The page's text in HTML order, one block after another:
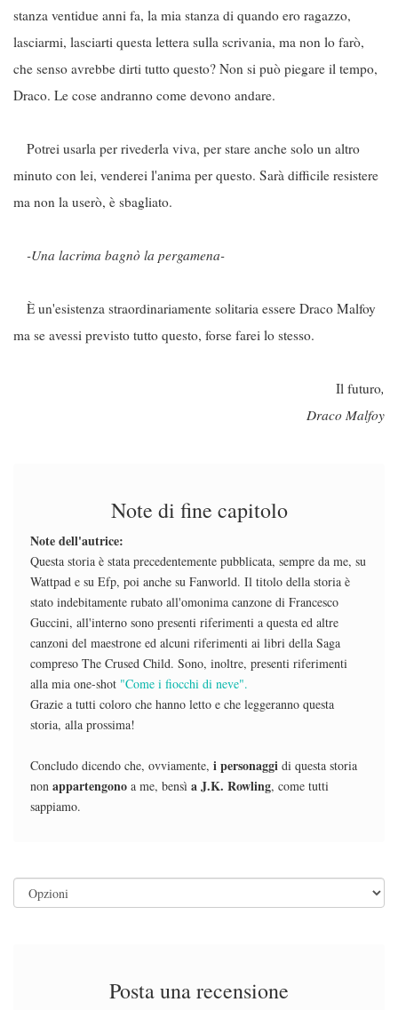
stanza ventidue anni fa, la mia stanza di quando ero ragazzo,
lasciarmi, lasciarti questa lettera sulla scrivania, ma non lo farò,
che senso avrebbe dirti tutto questo? Non si può piegare il tempo,
Draco. Le cose andranno come devono andare.
Potrei usarla per rivederla viva, per stare anche solo un altro
minuto con lei, venderei l'anima per questo. Sarà difficile resistere
ma non la userò, è sbagliato.
-Una lacrima bagnò la pergamena-
È un'esistenza straordinariamente solitaria essere Draco Malfoy
ma se avessi previsto tutto questo, forse farei lo stesso.
Il futuro,
Draco Malfoy
Note di fine capitolo
Note dell'autrice:
Questa storia è stata precedentemente pubblicata, sempre da me, su
Wattpad e su Efp, poi anche su Fanworld. Il titolo della storia è
stato indebitamente rubato all'omonima canzone di Francesco
Guccini, all'interno sono presenti riferimenti a questa ed altre
canzoni del maestrone ed alcuni riferimenti ai libri della Saga
compreso The Crused Child. Sono, inoltre, presenti riferimenti
alla mia one-shot "Come i fiocchi di neve".
Grazie a tutti coloro che hanno letto e che leggeranno questa
storia, alla prossima!
Concludo dicendo che, ovviamente, i personaggi di questa storia
non appartengono a me, bensì a J.K. Rowling, come tutti
sappiamo.
Posta una recensione